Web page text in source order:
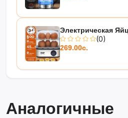
Электрическая
(0)
269.00с.
Аналогичные